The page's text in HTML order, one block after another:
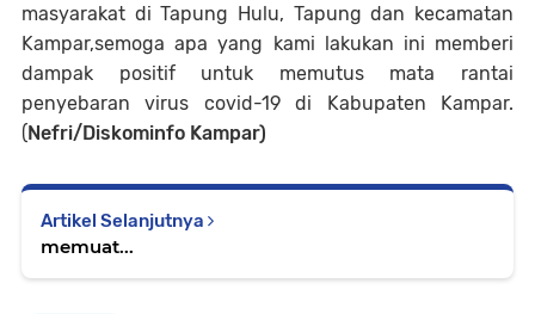
masyarakat di Tapung Hulu, Tapung dan kecamatan
Kampar,semoga apa yang kami lakukan ini memberi
dampak positif untuk memutus mata rantai
penyebaran virus covid-19 di Kabupaten Kampar.
(Nefri/Diskominfo Kampar)
Artikel Selanjutnya
memuat...